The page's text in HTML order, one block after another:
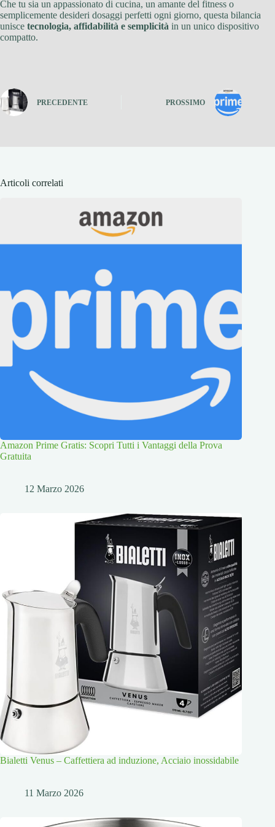
Che tu sia un appassionato di cucina, un amante del fitness o
semplicemente desideri dosaggi perfetti ogni giorno, questa bilancia
unisce tecnologia, affidabilità e semplicità in un unico dispositivo
compatto.
PRECEDENTE PROSSIMO
Articoli correlati
Amazon Prime Gratis: Scopri Tutti i Vantaggi della Prova
Gratuita
12 Marzo 2026
Bialetti Venus – Caffettiera ad induzione, Acciaio inossidabile
11 Marzo 2026